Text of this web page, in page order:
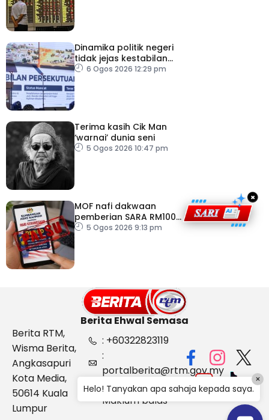
Dinamika politik negeri
tidak jejas kestabilan
Kerajaan Perpaduan
6 Ogos 2026 12:29 pm
Terima kasih Cik Man
‘warnai’ dunia seni
5 Ogos 2026 10:47 pm
MOF nafi dakwaan
pemberian SARA RM100
sempena Hari
5 Ogos 2026 9:13 pm
×
Berita Ehwal Semasa
Berita RTM,
Wisma Berita,
Angkasapuri
Kota Media,
50614 Kuala
Lumpur
: +60322823119
:
portalberita@rtm.gov.my
: Aduan &
Maklum balas
Helo! Tanyakan apa sahaja kepada saya.
×